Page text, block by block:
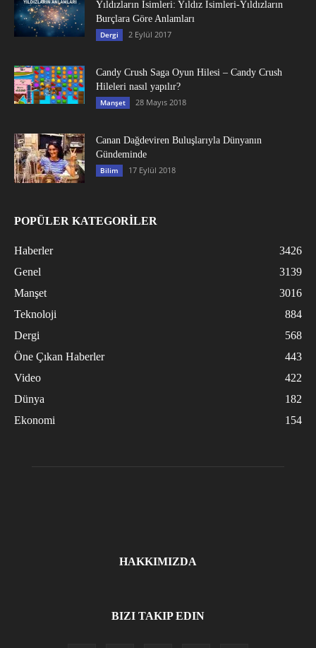
Yıldızların İsimleri: Yıldız İsimleri-Yıldızların
Burçlara Göre Anlamları
Dergi 2 Eylül 2017
Candy Crush Saga Oyun Hilesi – Candy Crush
Hileleri nasıl yapılır?
Manşet 28 Mayıs 2018
Canan Dağdeviren Buluşlarıyla Dünyanın
Gündeminde
Bilim 17 Eylül 2018
POPÜLER KATEGORİLER
Haberler
3426
Genel
3139
Manşet
3016
Teknoloji
884
Dergi
568
Öne Çıkan Haberler
443
Video
422
Dünya
182
Ekonomi
154
HAKKIMIZDA
BIZI TAKIP EDIN